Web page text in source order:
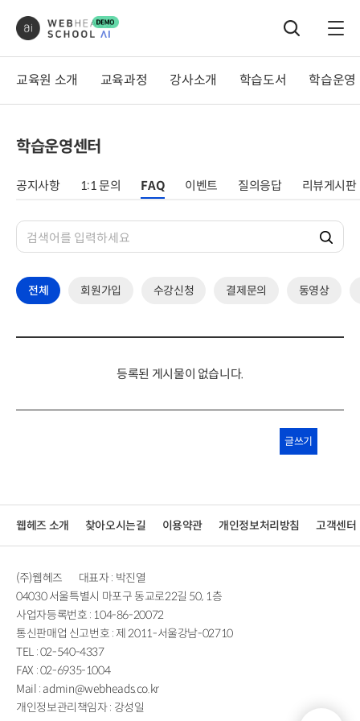
교육원 소개
교육원연혁
찾아오시는길
교육과정
디자인 클래스
전문가 클래스
강사소개
셀린
이민아
학습도서
직무
학습운영
FAQ
질의응
학습운영센터
공지사항 1:1 문의 FAQ 이벤트 질의응답 리뷰게시판
전체 회원가입 수강신청 결제문의 동영상
등록된 게시물이 없습니다.
글쓰기
웹헤즈 소개 찾아오시는길 이용약관 개인정보처리방침 고객센터
(주)웹헤즈
대표자 : 박진열
04030 서울특별시 마포구 동교로22길 50, 1층
사업자등록번호 : 104-86-20072
통신판매업 신고번호 : 제 2011-서울강남-02710
TEL : 02-540-4337
FAX : 02-6935-1004
Mail : admin@webheads.co.kr
개인정보관리책임자 : 강성일